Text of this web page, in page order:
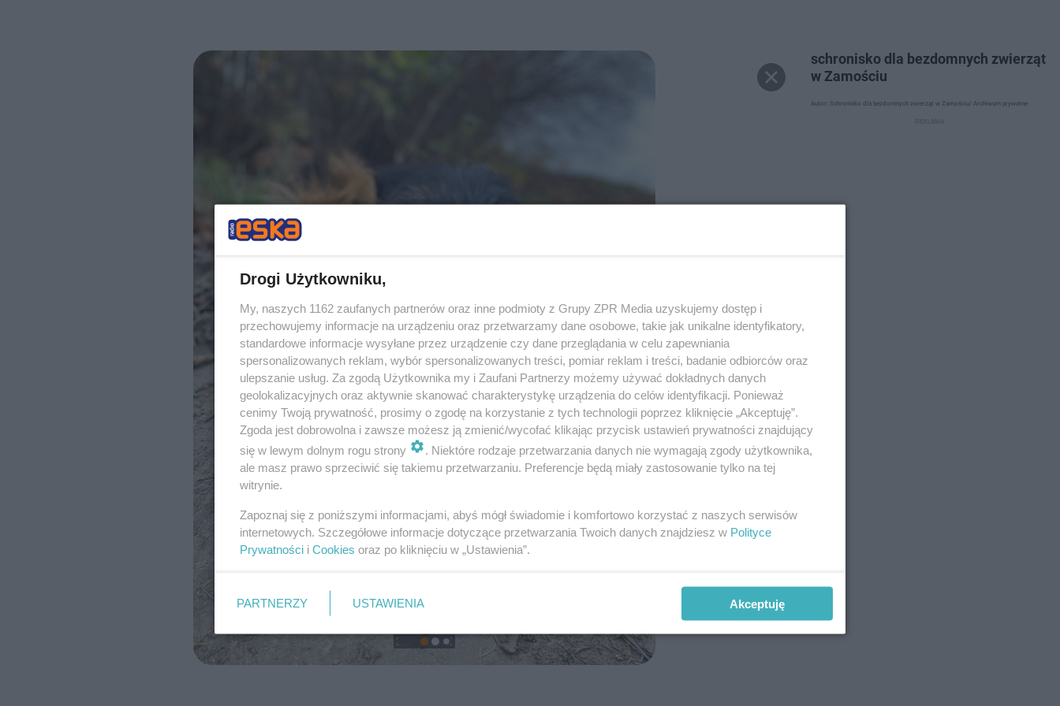
schronisko dla bezdomnych zwierząt
w Zamościu
Autor: Schronisko dla bezdomnych zwierząt w Zamościu/ Archiwum prywatne
Drogi Użytkowniku,
My, naszych 1162 zaufanych partnerów oraz inne podmioty z Grupy ZPR Media uzyskujemy dostęp i
przechowujemy informacje na urządzeniu oraz przetwarzamy dane osobowe, takie jak unikalne identyfikatory,
standardowe informacje wysyłane przez urządzenie czy dane przeglądania w celu zapewniania
spersonalizowanych reklam, wybór spersonalizowanych treści, pomiar reklam i treści, badanie odbiorców oraz
ulepszanie usług. Za zgodą Użytkownika my i Zaufani Partnerzy możemy używać dokładnych danych
geolokalizacyjnych oraz aktywnie skanować charakterystykę urządzenia do celów identyfikacji. Ponieważ
cenimy Twoją prywatność, prosimy o zgodę na korzystanie z tych technologii poprzez kliknięcie „Akceptuję”.
Zgoda jest dobrowolna i zawsze możesz ją zmienić/wycofać klikając przycisk ustawień prywatności znajdujący
się w lewym dolnym rogu strony
. Niektóre rodzaje przetwarzania danych nie wymagają zgody użytkownika,
ale masz prawo sprzeciwić się takiemu przetwarzaniu. Preferencje będą miały zastosowanie tylko na tej
witrynie.
Zapoznaj się z poniższymi informacjami, abyś mógł świadomie i komfortowo korzystać z naszych serwisów
internetowych. Szczegółowe informacje dotyczące przetwarzania Twoich danych znajdziesz w Polityce
Prywatności i Cookies oraz po kliknięciu w „Ustawienia”.
PARTNERZY USTAWIENIA Akceptuję